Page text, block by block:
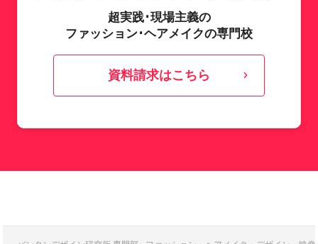
超実践･現場主義の
ファッション･ヘアメイクの専門校
資料請求はこちら